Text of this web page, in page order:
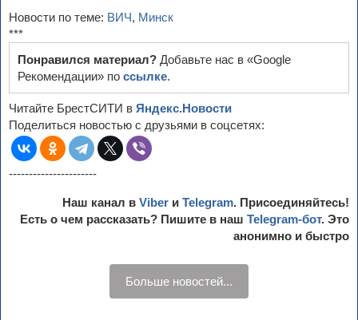
Новости по теме: ВИЧ, Минск
***
Понравился материал? Добавьте нас в «Google
Рекомендации» по ссылке.
Читайте БрестСИТИ в Яндекс.Новости
Поделиться новостью с друзьями в соцсетях:
----------------------
Наш канал в Viber и Telegram. Присоединяйтесь!
Есть о чем рассказать? Пишите в наш Telegram-бот. Это
анонимно и быстро
Больше новостей...